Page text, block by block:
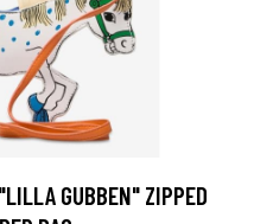
GUBBEN" ZIPPED